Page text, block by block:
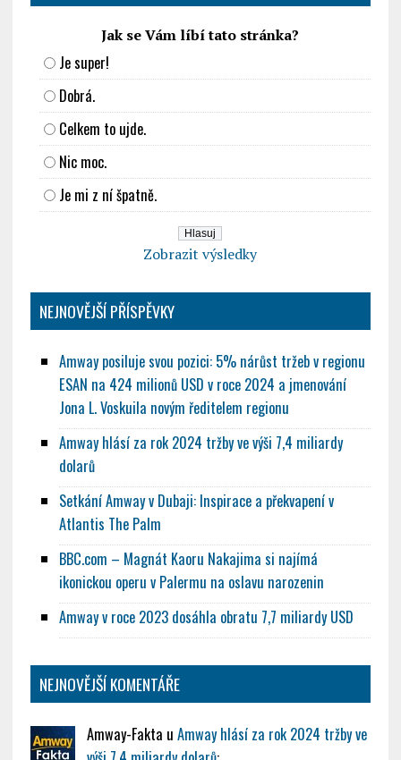
Jak se Vám líbí tato stránka?
Je super!
Dobrá.
Celkem to ujde.
Nic moc.
Je mi z ní špatně.
Zobrazit výsledky
NEJNOVĚJŠÍ PŘÍSPĚVKY
Amway posiluje svou pozici: 5% nárůst tržeb v regionu
ESAN na 424 milionů USD v roce 2024 a jmenování
Jona L. Voskuila novým ředitelem regionu
Amway hlásí za rok 2024 tržby ve výši 7,4 miliardy
dolarů
Setkání Amway v Dubaji: Inspirace a překvapení v
Atlantis The Palm
BBC.com – Magnát Kaoru Nakajima si najímá
ikonickou operu v Palermu na oslavu narozenin
Amway v roce 2023 dosáhla obratu 7,7 miliardy USD
NEJNOVĚJŠÍ KOMENTÁŘE
Amway-Fakta u Amway hlásí za rok 2024 tržby ve